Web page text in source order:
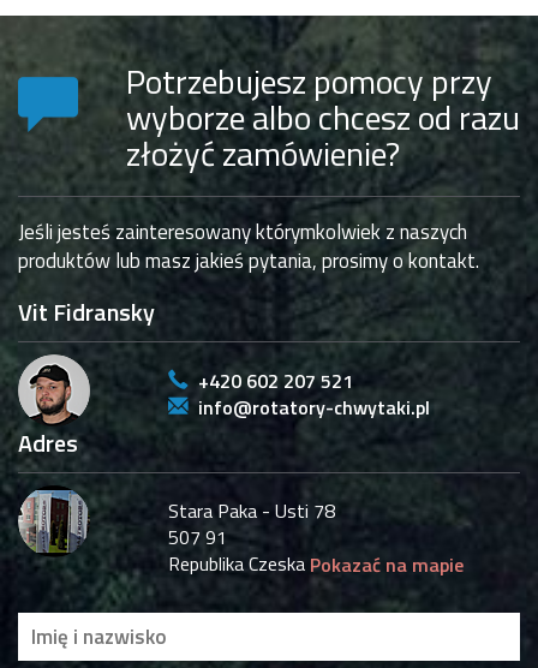
Potrzebujesz pomocy przy
wyborze albo chcesz od razu
złożyć zamówienie?
Jeśli jesteś zainteresowany którymkolwiek z naszych
produktów lub masz jakieś pytania, prosimy o kontakt.
Vit Fidransky
+420 602 207 521
info@rotatory-chwytaki.pl
Adres
Stara Paka - Usti 78
507 91
Republika Czeska Pokazać na mapie